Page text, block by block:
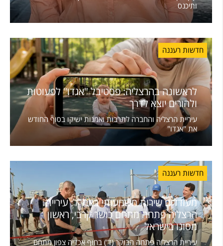
ותיכנס
חדשות רעננה
לראשונה בהרצליה: פסטיבל "אגדו" לפעוטות
ולהורים יוצא לדרך
עיריית הרצליה והחברה לתרבות ואמנות ישיקו בסוף החודש
את "אגדו"
חדשות רעננה
מעודדים שירות משמעותי בצה"ל: עיריית
הרצליה פתחה מתחם כושר קרבי, ראשון
מסוגו בישראל
עיריית הרצליה פתחה הבוקר (ד') בחוף אכדיה צפון מתחם